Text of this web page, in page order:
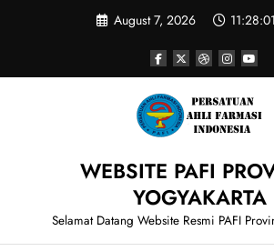
August 7, 2026
WEBSITE PAFI
YOGYAKARTA
Selamat Datang Website Resmi PAFI